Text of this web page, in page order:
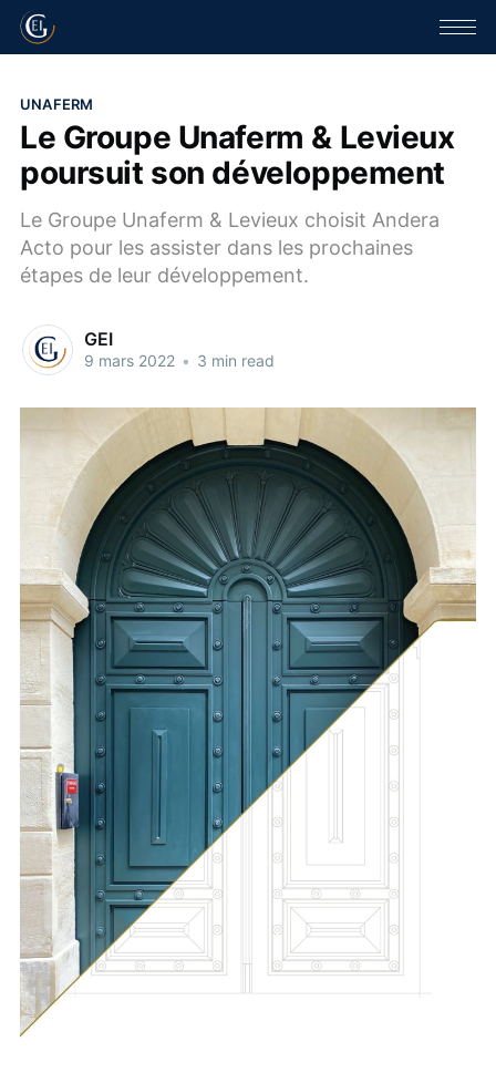
UNAFERM
Le Groupe Unaferm & Levieux
poursuit son développement
Le Groupe Unaferm & Levieux choisit Andera
Acto pour les assister dans les prochaines
étapes de leur développement.
GEI
9 mars 2022 • 3 min read